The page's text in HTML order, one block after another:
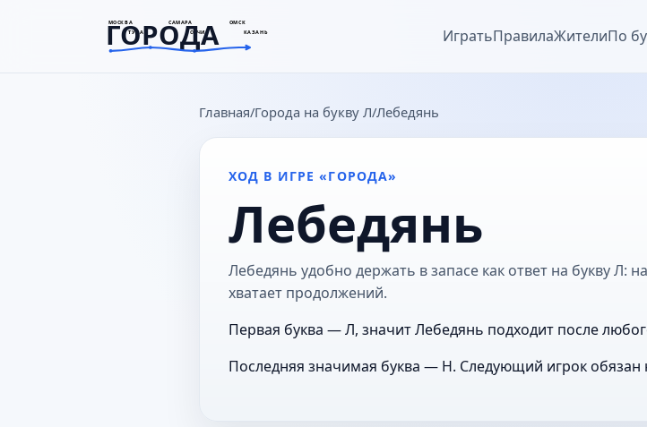
МОСКВА САМАРА ОМСК
ТУЛА СОЧИ КАЗАНЬ
ГОРОДА
goroda-na.ru ИгратьПравилаЖителиПо
Главная Города на букву Л Лебедянь
ХОД В ИГРЕ «ГОРОДА»
Лебедянь
Лебедянь удобно держать в запасе как ответ на букву Л:
хватает продолжений.
Первая буква — Л, значит Лебедянь подходит после
Последняя значимая буква — Н. Следующий игрок